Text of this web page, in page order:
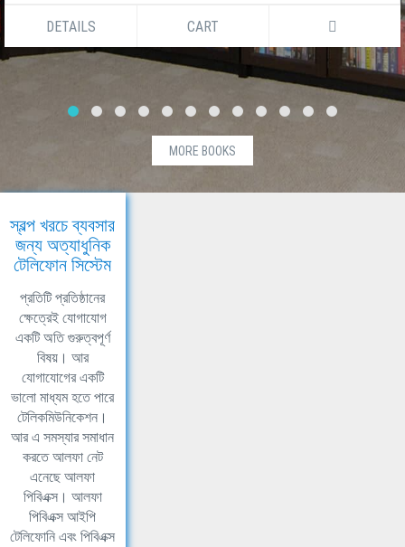
DETAILS CART
MORE BOOKS
স্বল্প খরচে ব্যবসার
জন্য অত্যাধুনিক
টেলিফোন সিস্টেম
প্রতিটি প্রতিষ্ঠানের
ক্ষেত্রেই যোগাযোগ
একটি অতি গুরুত্বপূর্ণ
বিষয়। আর
যোগাযোগের একটি
ভালো মাধ্যম হতে পারে
টেলিকমিউনিকেশন।
আর এ সমস্যার সমাধান
করতে আলফা নেট
এনেছে আলফা
পিবিএক্স। আলফা
পিবিএক্স আইপি
টেলিফোনি এবং পিবিএক্স